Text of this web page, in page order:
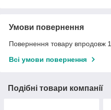
Умови повернення
Повернення товару впродовж
Всі умови повернення
Подібні товари компанії